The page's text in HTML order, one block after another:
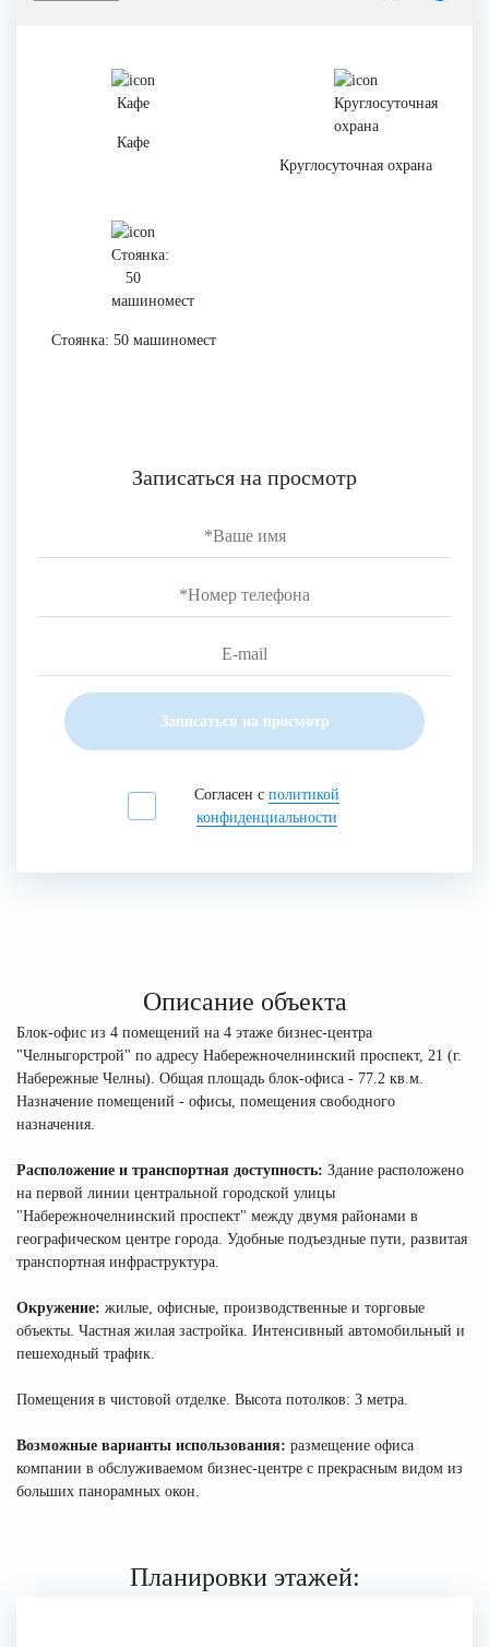
Кафе
Круглосуточная охрана
Стоянка: 50 машиномест
Записаться на просмотр
Записаться на просмотр
Согласен с политикой
конфиденциальности
Описание объекта
Блок-офис из 4 помещений на 4 этаже бизнес-центра
"Челныгорстрой" по адресу Набережночелнинский проспект, 21 (г.
Набережные Челны). Общая площадь блок-офиса - 77.2 кв.м.
Назначение помещений - офисы, помещения свободного
назначения.
Расположение и транспортная доступность: Здание расположено
на первой линии центральной городской улицы
"Набережночелнинский проспект" между двумя районами в
географическом центре города. Удобные подъездные пути, развитая
транспортная инфраструктура.
Окружение: жилые, офисные, производственные и торговые
объекты. Частная жилая застройка. Интенсивный автомобильный и
пешеходный трафик.
Помещения в чистовой отделке. Высота потолков: 3 метра.
Возможные варианты использования: размещение офиса
компании в обслуживаемом бизнес-центре с прекрасным видом из
больших панорамных окон.
Планировки этажей: